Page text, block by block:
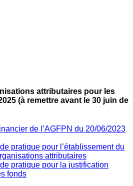
attributaires pour les
(à remettre avant le 30 juin de
de l’AGFPN du 20/06/2023
pratique pour l’établissement du
attributaires
pratique pour la justification
fonds